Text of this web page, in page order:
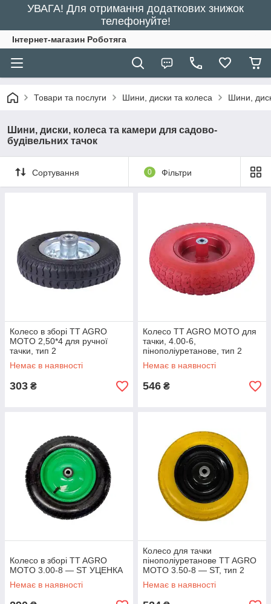
УВАГА! Для отримання додаткових знижок
телефонуйте!
Інтернет-магазин Роботяга
Товари та послуги Шини, диски та колеса Шини,
Шини, диски, колеса та камери для садово-
будівельних тачок
Сортування 0 Фільтри
Колесо в зборі TT AGRO
MOTO 2,50*4 для ручної
тачки, тип 2
Немає в наявності
303 ₴
Колесо TT AGRO MOTO для
тачки, 4.00-6,
пінополіуретанове, тип 2
Немає в наявності
546 ₴
Колесо в зборі TT AGRO
MOTO 3.00-8 — ST УЦЕНКА
Немає в наявності
Колесо для тачки
пінополіуретанове TT AGRO
MOTO 3.50-8 — ST, тип 2
УЦЕНКА
Немає в наявності